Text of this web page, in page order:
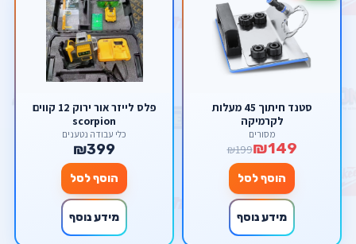
סטנד חיתוך 45 מעלות
לקרמיקה
מסורים
₪149
₪199
הוסף לסל
מידע נוסף
פלס לייזר אור ירוק 12 קווים
scorpion
כלי עבודה נטענים
₪399
הוסף לסל
מידע נוסף